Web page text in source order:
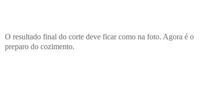
O resultado final do corte deve ficar como na foto. Agora é o
preparo do cozimento.